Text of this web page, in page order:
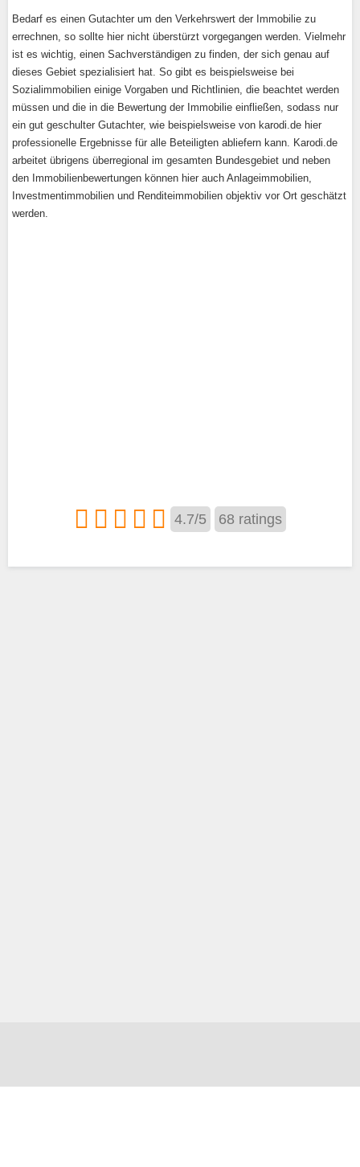
Bedarf es einen Gutachter um den Verkehrswert der Immobilie zu
errechnen, so sollte hier nicht überstürzt vorgegangen werden. Vielmehr
ist es wichtig, einen Sachverständigen zu finden, der sich genau auf
dieses Gebiet spezialisiert hat. So gibt es beispielsweise bei
Sozialimmobilien einige Vorgaben und Richtlinien, die beachtet werden
müssen und die in die Bewertung der Immobilie einfließen, sodass nur
ein gut geschulter Gutachter, wie beispielsweise von karodi.de hier
professionelle Ergebnisse für alle Beteiligten abliefern kann. Karodi.de
arbeitet übrigens überregional im gesamten Bundesgebiet und neben
den Immobilienbewertungen können hier auch Anlageimmobilien,
Investmentimmobilien und Renditeimmobilien objektiv vor Ort geschätzt
werden.
4.7/5 68 ratings